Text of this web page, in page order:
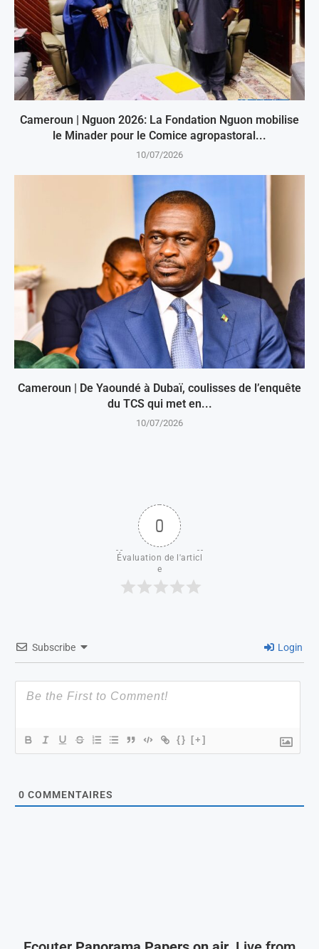
Cameroun | Nguon 2026: La Fondation Nguon mobilise
le Minader pour le Comice agropastoral...
10/07/2026
Cameroun | De Yaoundé à Dubaï, coulisses de l’enquête
du TCS qui met en...
10/07/2026
0
Évaluation de l'articl
e
Subscribe Login
{} [+]
0 COMMENTAIRES